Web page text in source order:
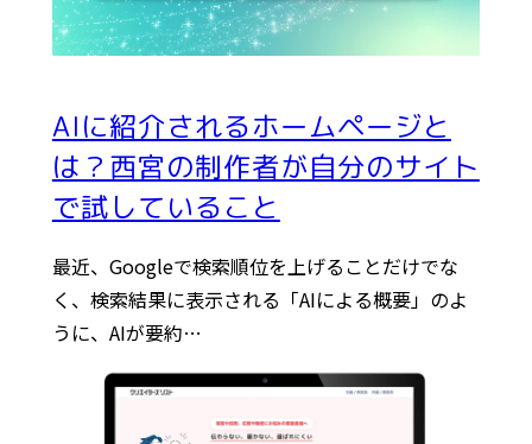
AIに紹介されるホームページと
は？西宮の制作者が自分のサイト
で試していること
最近、Googleで検索順位を上げることだけでな
く、検索結果に表示される「AIによる概要」のよ
うに、AIが要約…